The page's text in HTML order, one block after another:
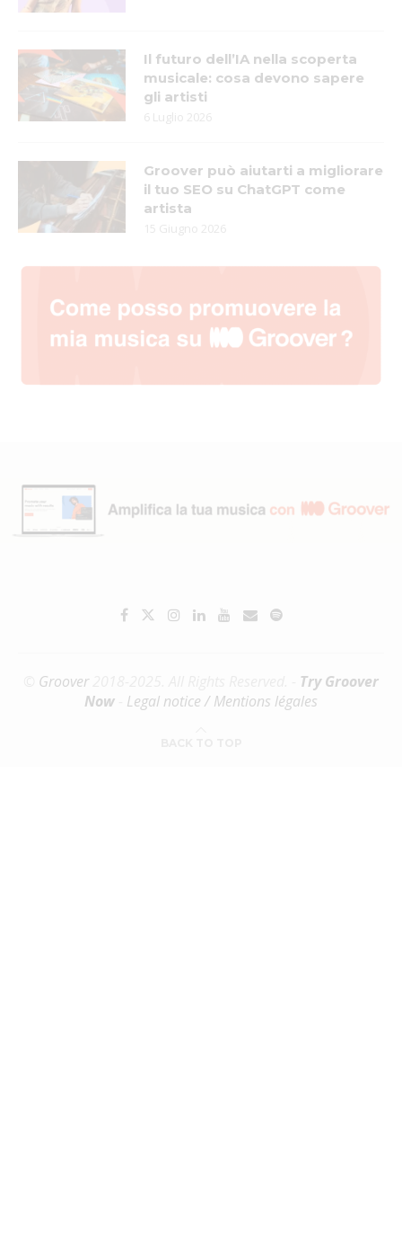
Il futuro dell’IA nella scoperta
musicale: cosa devono sapere
gli artisti
6 Luglio 2026
Groover può aiutarti a migliorare
il tuo SEO su ChatGPT come
artista
15 Giugno 2026
Groover2018-2025. All Rights Reserved. - Try Groover
Now
Legal notice / Mentions légales